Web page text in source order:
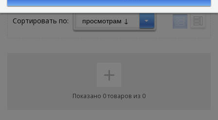
Сортировать по:
+
Показано 0 товаров из 0